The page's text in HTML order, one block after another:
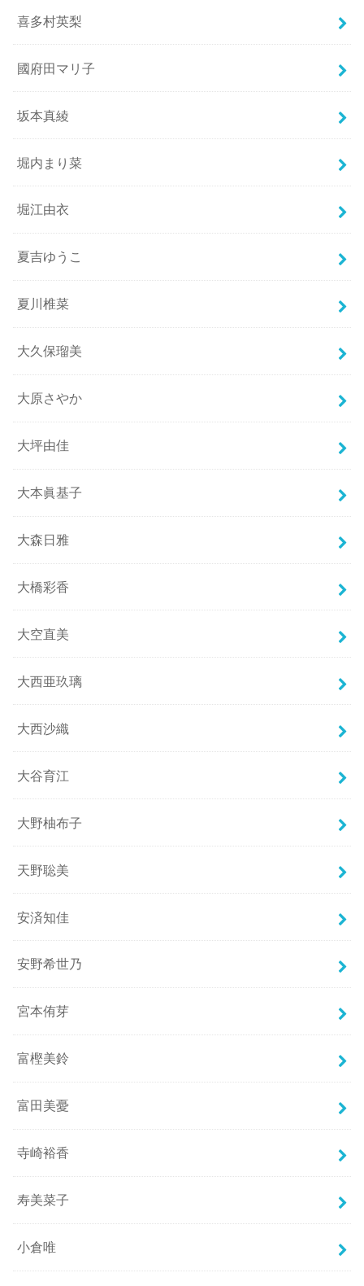
喜多村英梨
國府田マリ子
坂本真綾
堀内まり菜
堀江由衣
夏吉ゆうこ
夏川椎菜
大久保瑠美
大原さやか
大坪由佳
大本眞基子
大森日雅
大橋彩香
大空直美
大西亜玖璃
大西沙織
大谷育江
大野柚布子
天野聡美
安済知佳
安野希世乃
宮本侑芽
富樫美鈴
富田美憂
寺崎裕香
寿美菜子
小倉唯